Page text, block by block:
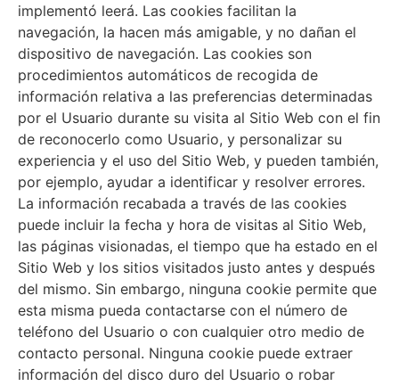
implementó leerá. Las cookies facilitan la
navegación, la hacen más amigable, y no dañan el
dispositivo de navegación. Las cookies son
procedimientos automáticos de recogida de
información relativa a las preferencias determinadas
por el Usuario durante su visita al Sitio Web con el fin
de reconocerlo como Usuario, y personalizar su
experiencia y el uso del Sitio Web, y pueden también,
por ejemplo, ayudar a identificar y resolver errores.
La información recabada a través de las cookies
puede incluir la fecha y hora de visitas al Sitio Web,
las páginas visionadas, el tiempo que ha estado en el
Sitio Web y los sitios visitados justo antes y después
del mismo. Sin embargo, ninguna cookie permite que
esta misma pueda contactarse con el número de
teléfono del Usuario o con cualquier otro medio de
contacto personal. Ninguna cookie puede extraer
información del disco duro del Usuario o robar